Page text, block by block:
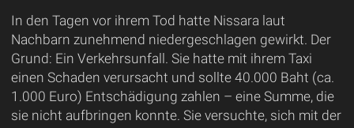
In den Tagen vor ihrem Tod hatte Nissara laut
Nachbarn zunehmend niedergeschlagen gewirkt. Der
Grund: Ein Verkehrsunfall. Sie hatte mit ihrem Taxi
einen Schaden verursacht und sollte 40.000 Baht (ca.
1.000 Euro) Entschädigung zahlen – eine Summe, die
sie nicht aufbringen konnte. Sie versuchte, sich mit der